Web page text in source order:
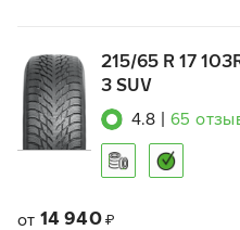
215/65 R 17
3 SUV
4.8 65
от 14 940 ₽